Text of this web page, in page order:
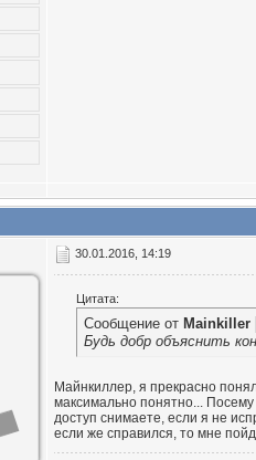
30.01.2016, 14:19
Цитата:
Сообщение от Mainkiller
Будь добр объяснить
Майнкиллер, я прекрасно
максимально понятно...
доступ снимаете, если я не
если же справился, то мне